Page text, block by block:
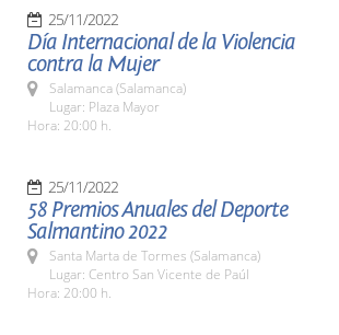
25/11/2022
Día Internacional de la Violencia
contra la Mujer
Salamanca (Salamanca)
Lugar: Plaza Mayor
Hora: 20:00 h.
25/11/2022
58 Premios Anuales del Deporte
Salmantino 2022
Santa Marta de Tormes (Salamanca)
Lugar: Centro San Vicente de Paúl
Hora: 20:00 h.